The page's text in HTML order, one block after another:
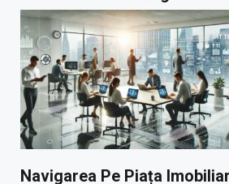
Navigarea Pe Piața